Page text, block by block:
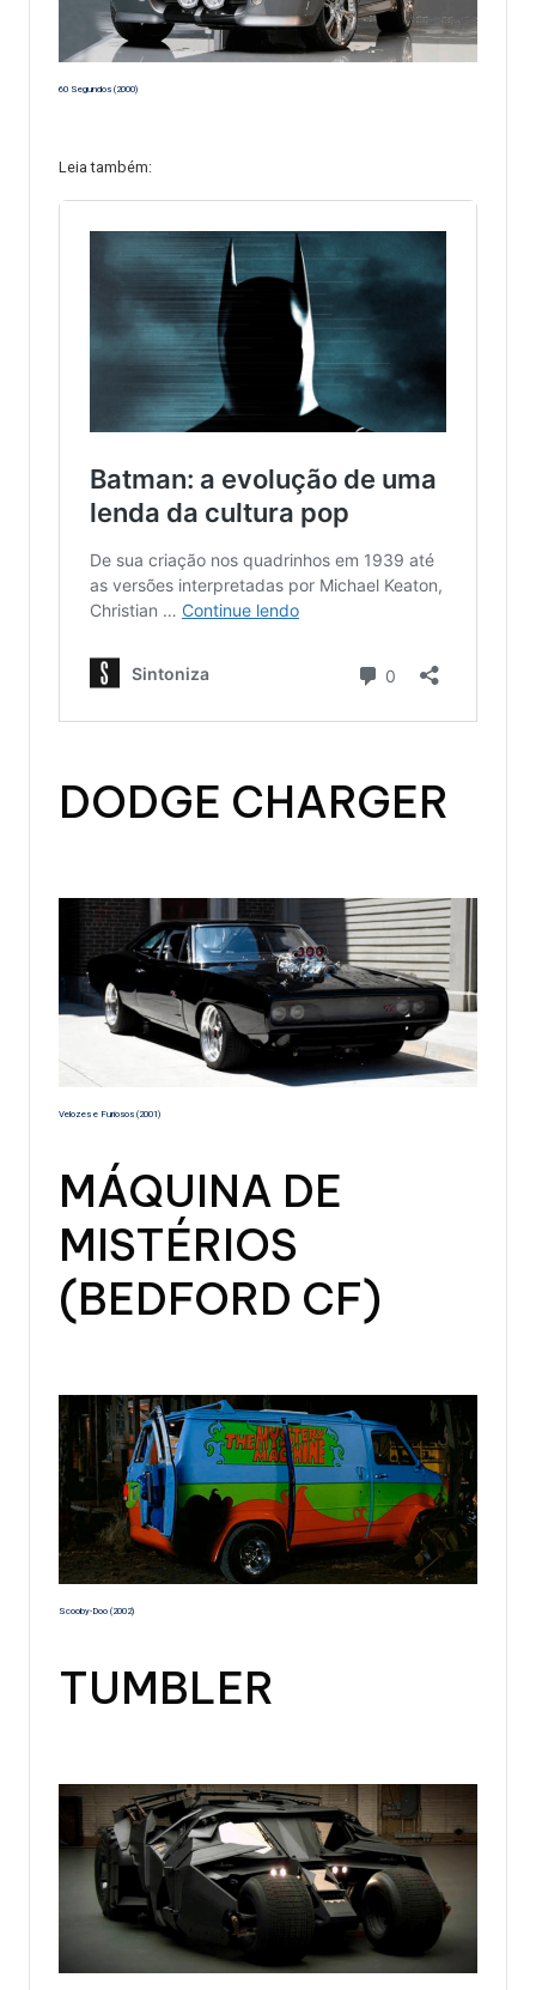
60 Segundos (2000)
Leia também:
DODGE CHARGER
Velozes e Furiosos (2001)
MÁQUINA DE
MISTÉRIOS
(BEDFORD CF)
Scooby-Doo (2002)
TUMBLER